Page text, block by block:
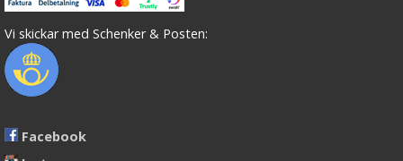
Vi skickar med Schenker & Posten:
Facebook